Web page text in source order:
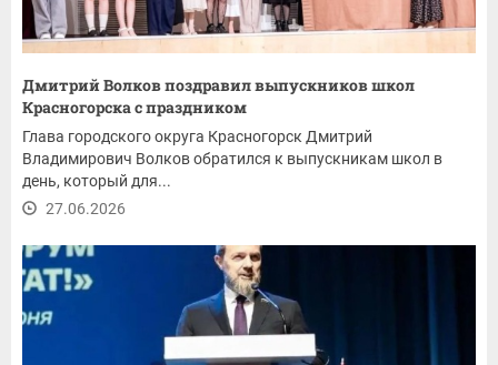
Дмитрий Волков поздравил выпускников школ
Красногорска с праздником
Глава городского округа Красногорск Дмитрий
Владимирович Волков обратился к выпускникам школ в
день, который для...
27.06.2026